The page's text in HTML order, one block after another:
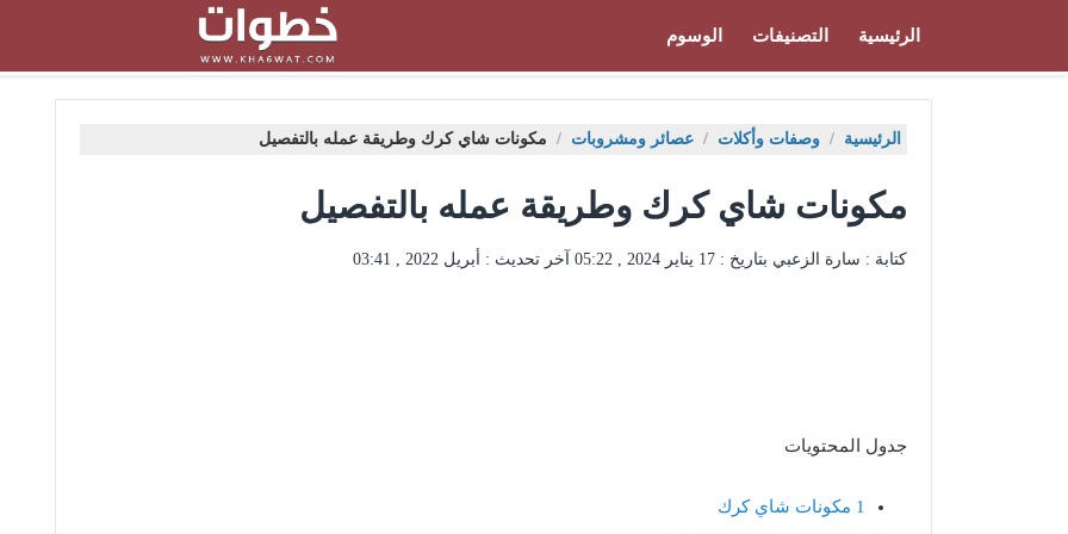
الرئيسية التصنيفات الوسوم
الرئيسية / وصفات وأكلات / عصائر ومشروبات / مكونات شاي كرك وطريقة عمله بالتفصيل
مكونات شاي كرك وطريقة عمله بالتفصيل
كتابة : سارة الزعبي بتاريخ : 17 يناير 2024 , 05:22 آخر تحديث : أبريل 2022 , 03:41
جدول المحتويات
1 مكونات شاي كرك